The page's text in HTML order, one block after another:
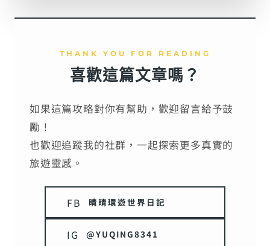
THANK YOU FOR READING
喜歡這篇文章嗎？
如果這篇攻略對你有幫助，歡迎留言給予鼓
勵！
也歡迎追蹤我的社群，一起探索更多真實的
旅遊靈感。
FB 晴晴環遊世界日記
IG @YUQING8341